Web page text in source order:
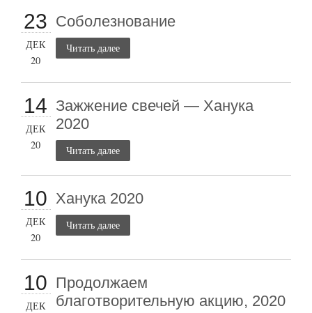
23
ДЕК
20
Соболезнование
Читать далее
14
ДЕК
20
Зажжение свечей — Ханука
2020
Читать далее
10
ДЕК
20
Ханука 2020
Читать далее
10
ДЕК
Продолжаем
благотворительную акцию, 2020